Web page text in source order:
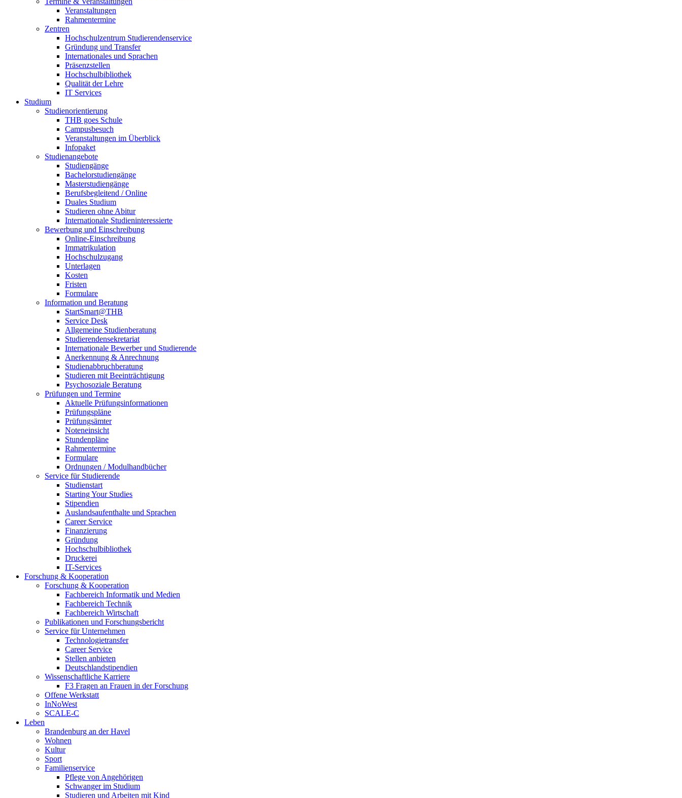
Veranstaltungen
Rahmentermine
Zentren
Hochschulzentrum Studierendenservice
Gründung und Transfer
Internationales und Sprachen
Präsenzstellen
Hochschulbibliothek
Qualität der Lehre
IT Services
Studium
Studienorientierung
THB goes Schule
Campusbesuch
Veranstaltungen im Überblick
Infopaket
Studienangebote
Studiengänge
Bachelorstudiengänge
Masterstudiengänge
Berufsbegleitend / Online
Duales Studium
Studieren ohne Abitur
Internationale Studieninteressierte
Bewerbung und Einschreibung
Online-Einschreibung
Immatrikulation
Hochschulzugang
Unterlagen
Kosten
Fristen
Formulare
Information und Beratung
StartSmart@THB
Service Desk
Allgemeine Studienberatung
Studierendensekretariat
Internationale Bewerber und Studierende
Anerkennung & Anrechnung
Studienabbruchberatung
Studieren mit Beeinträchtigung
Psychosoziale Beratung
Prüfungen und Termine
Aktuelle Prüfungsinformationen
Prüfungspläne
Prüfungsämter
Noteneinsicht
Stundenpläne
Rahmentermine
Formulare
Ordnungen / Modulhandbücher
Service für Studierende
Studienstart
Starting Your Studies
Stipendien
Auslandsaufenthalte und Sprachen
Career Service
Finanzierung
Gründung
Hochschulbibliothek
Druckerei
IT-Services
Forschung & Kooperation
Forschung & Kooperation
Fachbereich Informatik und Medien
Fachbereich Technik
Fachbereich Wirtschaft
Publikationen und Forschungsbericht
Service für Unternehmen
Technologietransfer
Career Service
Stellen anbieten
Deutschlandstipendien
Wissenschaftliche Karriere
F3 Fragen an Frauen in der Forschung
Offene Werkstatt
InNoWest
SCALE-C
Leben
Brandenburg an der Havel
Wohnen
Kultur
Sport
Familienservice
Pflege von Angehörigen
Schwanger im Studium
Studieren und Arbeiten mit Kind